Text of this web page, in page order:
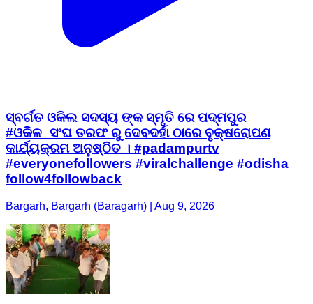
ସ୍ବର୍ଗତ ଓକିଲ ସଦସ୍ୟ ଙ୍କ ସ୍ମୃତି ରେ ପଦ୍ମପୁର
#ଓକିଳ_ସଂଘ ତରଫ ରୁ ଦେବଦର୍ହା ଠାରେ ବୃକ୍ଷରୋପଣ
କାର୍ଯ୍ୟକ୍ରମ ଅନୁଷ୍ଠିତ । #padampurtv
#everyonefollowers #viralchallenge #odisha
follow4followback
Bargarh, Bargarh (Baragarh) | Aug 9, 2026